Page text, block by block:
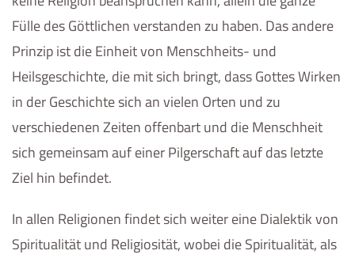
Fülle des Göttlichen verstanden zu haben. Das andere
Prinzip ist die Einheit von Menschheits- und
Heilsgeschichte, die mit sich bringt, dass Gottes Wirken
in der Geschichte sich an vielen Orten und zu
verschiedenen Zeiten offenbart und die Menschheit
sich gemeinsam auf einer Pilgerschaft auf das letzte
Ziel hin befindet.
In allen Religionen findet sich weiter eine Dialektik von
Spiritualität und Religiosität, wobei die Spiritualität, als